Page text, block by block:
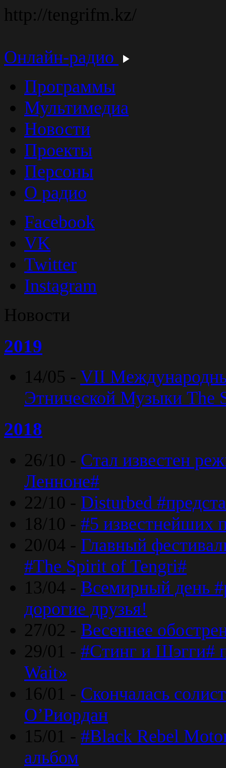
http://tengrifm.kz/
Онлайн-радио
Программы
Мультимедиа
Новости
Проекты
Персоны
О радио
Facebook
VK
Twitter
Instagram
Новости
2019
14/05 - VII
Этнической Музыки The
2018
26/10 - Стал известен
Ленноне#
22/10 - Disturbed
18/10 - #5 известнейших
20/04 - Главный
#The Spirit of Tengri#
13/04 - Всемирный день
дорогие друзья!
27/02 - Весеннее
29/01 - #Стинг и Шэгги#
Wait»
16/01 - Скончалась
O’Риордан
15/01 - #Black Rebel
альбом